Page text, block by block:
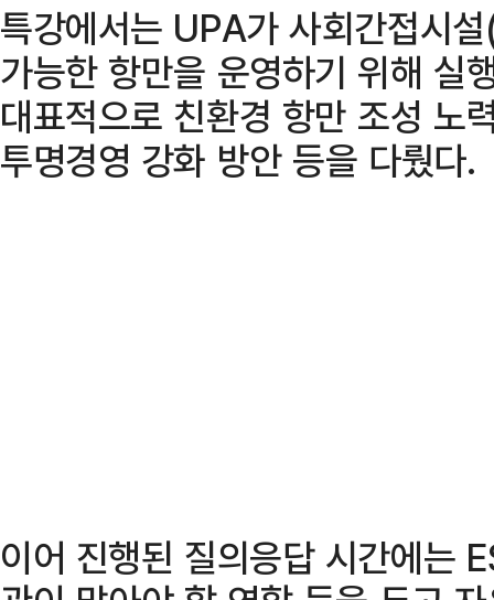
특강에서는 UPA가 사회간접시
가능한 항만을 운영하기 위해 실
대표적으로 친환경 항만 조성 노
투명경영 강화 방안 등을 다뤘다.
이어 진행된 질의응답 시간에는